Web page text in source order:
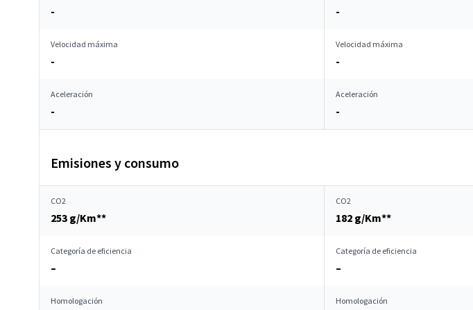
- -
Velocidad máxima
-
Velocidad máxima
-
Aceleración
-
Aceleración
-
Emisiones y consumo
CO2
253 g/Km**
CO2
182 g/Km**
Categoría de eficiencia
–
Categoría de eficiencia
–
Homologación Homologación